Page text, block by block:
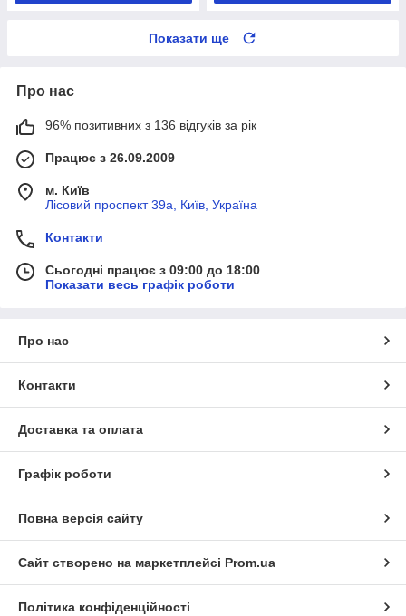
Показати ще
Про нас
96% позитивних з 136 відгуків за рік
Працює з 26.09.2009
м. Київ
Лісовий проспект 39а, Київ, Україна
Контакти
Сьогодні працює з 09:00 до 18:00
Показати весь графік роботи
Про нас
Контакти
Доставка та оплата
Графік роботи
Повна версія сайту
Сайт створено на маркетплейсі Prom.ua
Політика конфіденційності